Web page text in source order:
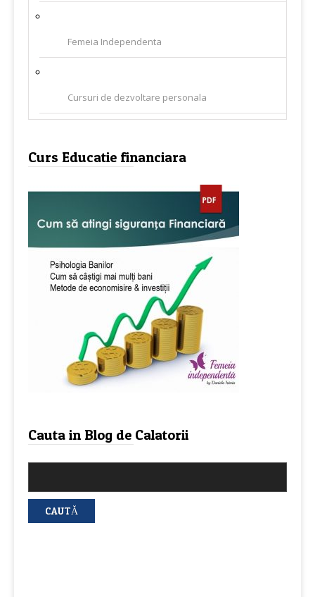
Femeia Independenta
Cursuri de dezvoltare personala
Curs Educatie financiara
Cauta in Blog de Calatorii